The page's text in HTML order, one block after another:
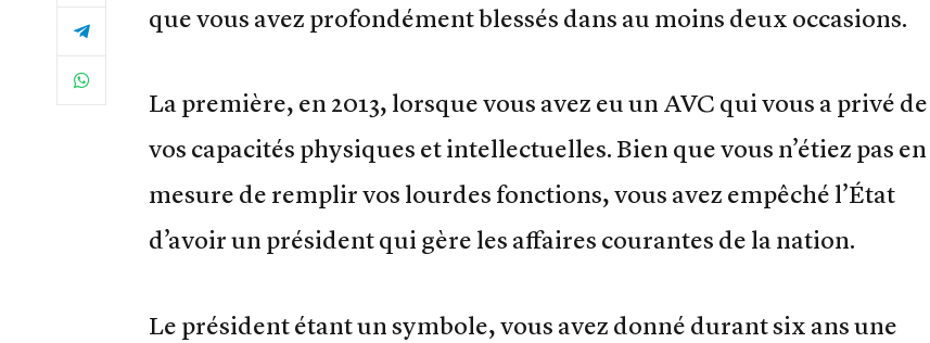
que vous avez profondément blessés dans au moins deux occasions.
La première, en 2013, lorsque vous avez eu un AVC qui vous a privé de
vos capacités physiques et intellectuelles. Bien que vous n’étiez pas en
mesure de remplir vos lourdes fonctions, vous avez empêché l’État
d’avoir un président qui gère les affaires courantes de la nation.
Le président étant un symbole, vous avez donné durant six ans une